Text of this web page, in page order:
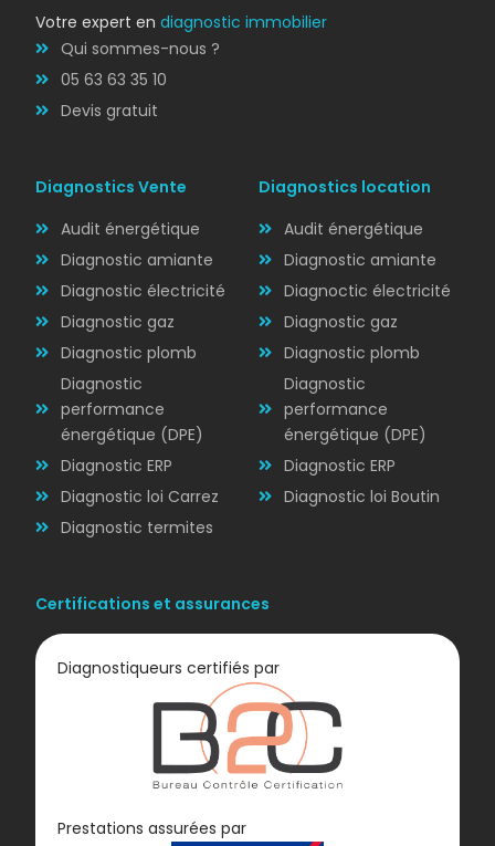
Diagnostic
ÉLECTRICITÉ
Diagnostic
Votre expert endiagnostic immobilier
Qui sommes-nous ?
05 63 63 35 10
Devis gratuit
Diagnostics Vente
Audit énergétique
Diagnostic amiante
Diagnostic électricité
Diagnostic gaz
Diagnostic plomb
Diagnostic
performance
énergétique (DPE)
Diagnostic ERP
Diagnostic loi Carrez
Diagnostic termites
Diagnostics location
Audit énergétique
Diagnostic amiante
Diagnoctic électricité
Diagnostic gaz
Diagnostic plomb
Diagnostic
performance
énergétique (DPE)
Diagnostic ERP
Diagnostic loi Boutin
Certifications et assurances
Diagnostiqueurs certifiés par
Prestations assurées par